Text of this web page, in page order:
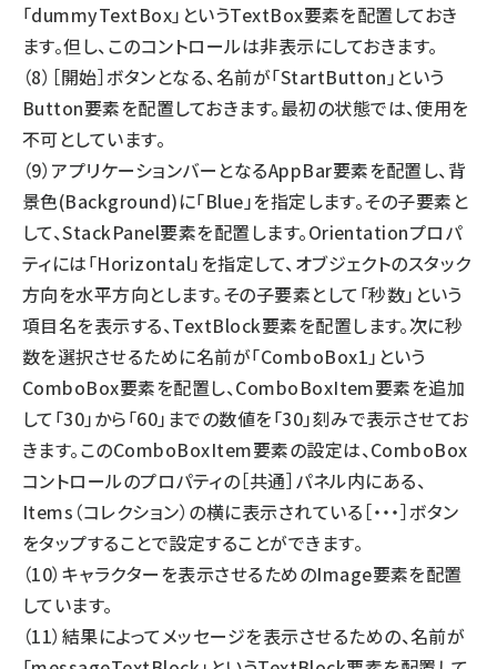
「dummyTextBox」というTextBox要素を配置しておき
ます。但し、このコントロールは非表示にしておきます。
（8）［開始］ボタンとなる、名前が「StartButton」という
Button要素を配置しておきます。最初の状態では、使用を
不可としています。
（9）アプリケーションバーとなるAppBar要素を配置し、背
景色(Background)に「Blue」を指定します。その子要素と
して、StackPanel要素を配置します。Orientationプロパ
ティには「Horizontal」を指定して、オブジェクトのスタック
方向を水平方向とします。その子要素として「秒数」という
項目名を表示する、TextBlock要素を配置します。次に秒
数を選択させるために名前が「ComboBox1」という
ComboBox要素を配置し、ComboBoxItem要素を追加
して「30」から「60」までの数値を「30」刻みで表示させてお
きます。このComboBoxItem要素の設定は、ComboBox
コントロールのプロパティの［共通］パネル内にある、
Items（コレクション）の横に表示されている［・・・］ボタン
をタップすることで設定することができます。
（10）キャラクターを表示させるためのImage要素を配置
しています。
（11）結果によってメッセージを表示させるための、名前が